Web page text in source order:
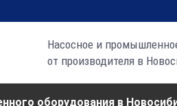
Насосное и
от производителя в